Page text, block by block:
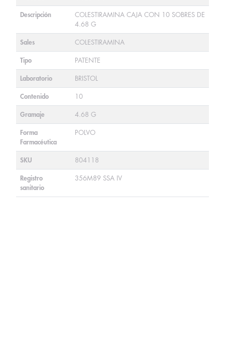
Descripción
COLESTIRAMINA CAJA CON 10 SOBRES DE
4.68 G
Sales COLESTIRAMINA
Tipo PATENTE
Laboratorio BRISTOL
Contenido 10
Gramaje 4.68 G
Forma
Farmacéutica
POLVO
SKU 804118
Registro
sanitario
356M89 SSA IV